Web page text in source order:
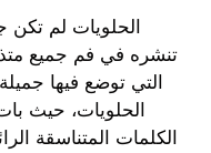
الحلويات لم تكن
تنشره في فم جميع
التي توضع فيها
الحلويات، حيث
الكلمات المتناسقة